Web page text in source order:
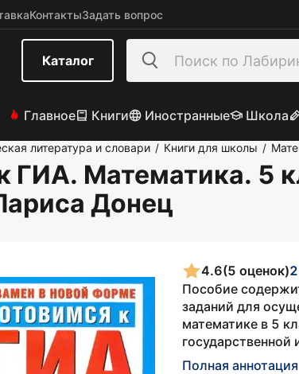
КонтактыЗадать вопрос
Каталог
Главное Книги Иностранные Школа
литература и словари / Книги для школы /
ГИА. Математика. 5
Донец
4.6(5 оценок)
Пособие
заданий для
математике в 5
государственной
Полная аннотация